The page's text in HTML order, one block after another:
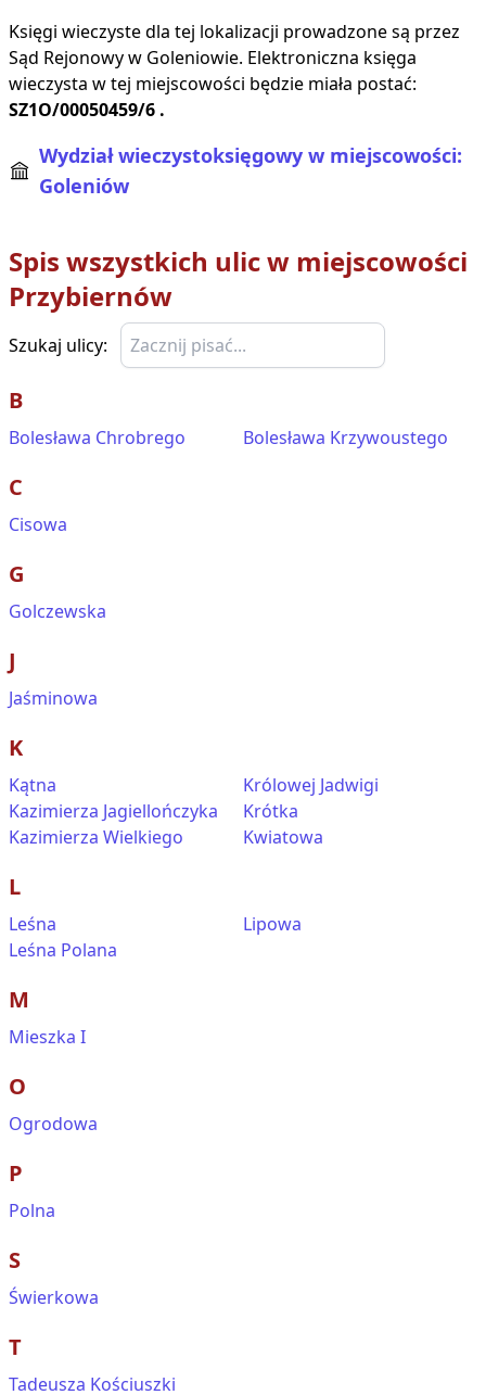
Księgi wieczyste dla tej lokalizacji prowadzone są przez
Sąd Rejonowy w Goleniowie. Elektroniczna księga
wieczysta w tej miejscowości będzie miała postać:
SZ1O/00050459/6 .
Wydział wieczystoksięgowy w miejscowości:
Goleniów
Spis wszystkich ulic w miejscowości
Przybiernów
Szukaj ulicy:
B
Bolesława Chrobrego Bolesława Krzywoustego
C
Cisowa
G
Golczewska
J
Jaśminowa
K
Kątna
Kazimierza Jagiellończyka
Kazimierza Wielkiego
Królowej Jadwigi
Krótka
Kwiatowa
L
Leśna
Leśna Polana
Lipowa
M
Mieszka I
O
Ogrodowa
P
Polna
S
Świerkowa
T
Tadeusza Kościuszki